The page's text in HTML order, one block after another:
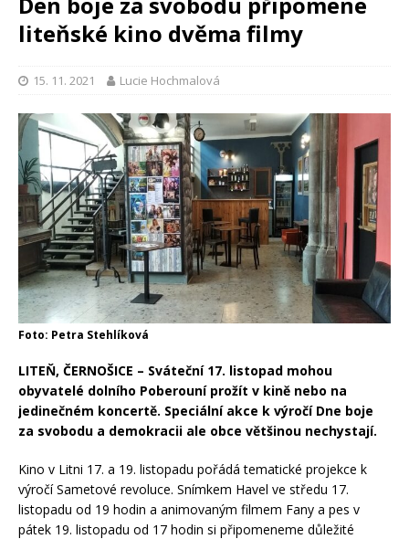
liteňské kino dvěma filmy
15. 11. 2021 Lucie Hochmalová
Foto: Petra Stehlíková
LITEŇ, ČERNOŠICE – Sváteční 17. listopad mohou
obyvatelé dolního Poberouní prožít v kině nebo na
jedinečném koncertě. Speciální akce k výročí Dne boje
za svobodu a demokracii ale obce většinou nechystají.
Kino v Litni 17. a 19. listopadu pořádá tematické projekce k
výročí Sametové revoluce. Snímkem Havel ve středu 17.
listopadu od 19 hodin a animovaným filmem Fany a pes v
pátek 19. listopadu od 17 hodin si připomeneme důležité